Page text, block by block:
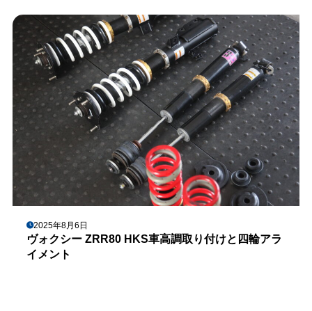
2025年8月6日
ヴォクシー ZRR80 HKS車高調取り付けと四輪アラ
イメント